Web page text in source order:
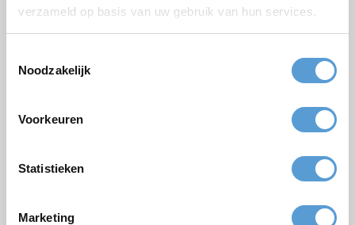
verzameld op basis van uw gebruik van hun services.
Noodzakelijk
Voorkeuren
Statistieken
Marketing
Borrel arrangement
Opmerkingen